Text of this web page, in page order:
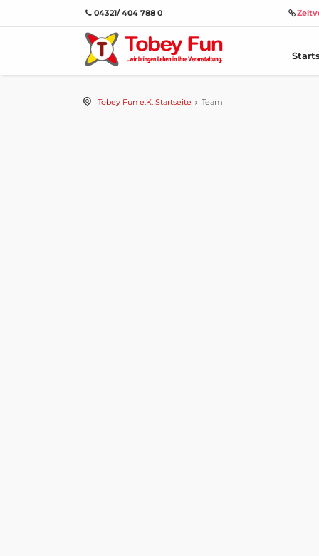
04321/ 404 788 0
Tobey Fun e.K: Startseite Team